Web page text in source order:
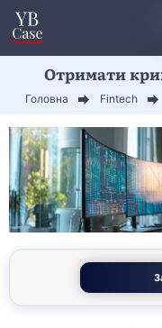
Отримати
Головна Fintech